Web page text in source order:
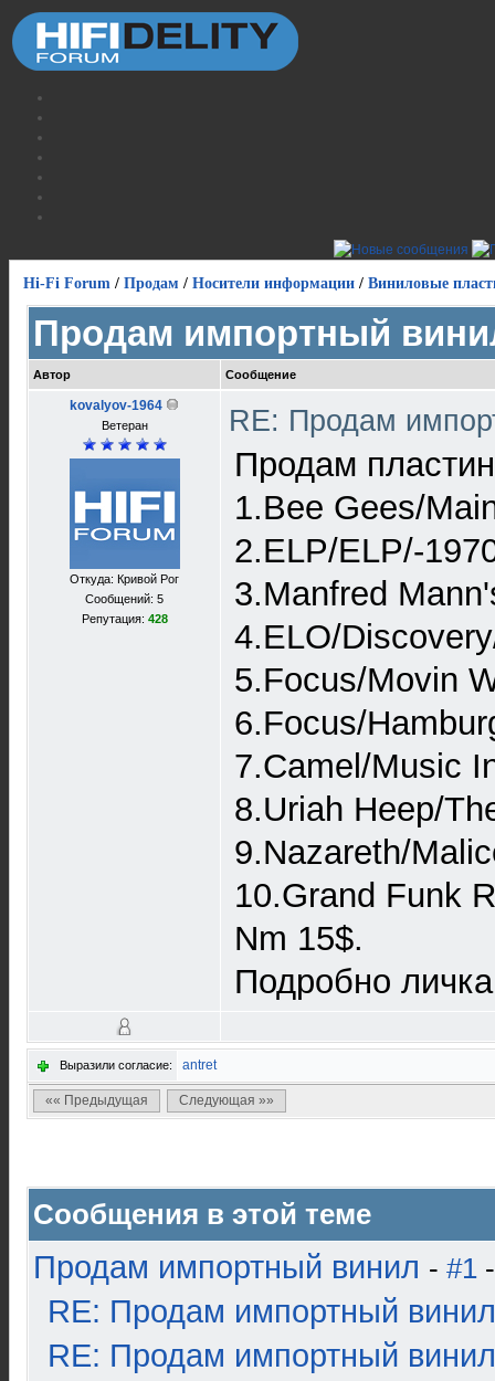
Hi-Fi Forum / Продам / Носители информации / Виниловые
Продам импортный
Автор Сообщение
kovalyov-1964
Ветеран
Откуда: Кривой Рог
Сообщений: 5
Репутация: 428
RE: Продам
Продам
1.Bee Gees/
2.ELP/ELP/-
3.Manfred
4.ELO/
5.Focus/Movin
6.Focus/
7.Camel/Musiс
8.Uriah Heep/
9.Nazareth/
10.Grand Funk
Nm 15$.
Подробно
Выразили согласие: antret
«« Предыдущая Следующая »»
Сообщения в этой теме
Продам импортный винил - #1
RE: Продам импортный винил
RE: Продам импортный винил